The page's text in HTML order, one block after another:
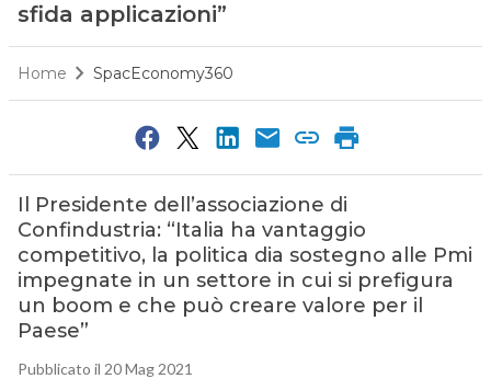
sfida applicazioni”
Home SpacEconomy360
Il Presidente dell’associazione di
Confindustria: “Italia ha vantaggio
competitivo, la politica dia sostegno alle Pmi
impegnate in un settore in cui si prefigura
un boom e che può creare valore per il
Paese”
Pubblicato il 20 Mag 2021